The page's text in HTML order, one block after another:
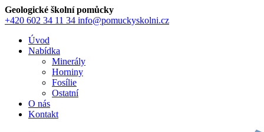
Geologické školní pomůcky
+420 602 34 11 34 info@pomuckyskolni.cz
Úvod
Nabídka
Minerály
Horniny
Fosílie
Ostatní
O nás
Kontakt